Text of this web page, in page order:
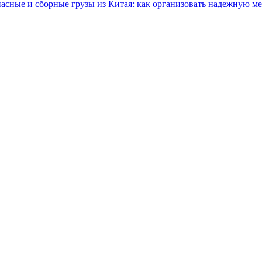
и сборные грузы из Китая: как организовать надежную